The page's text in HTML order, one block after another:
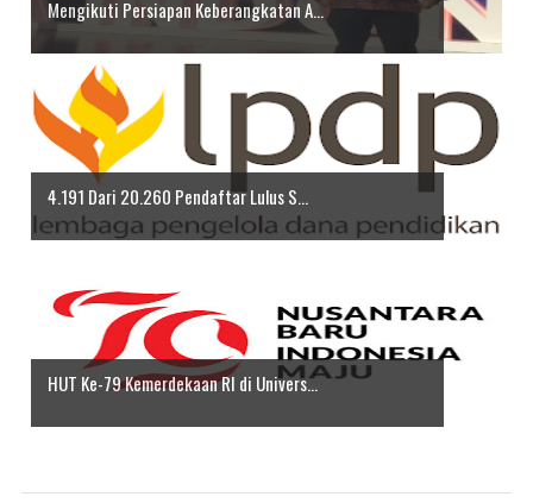
Mengikuti Persiapan Keberangkatan A...
4.191 Dari 20.260 Pendaftar Lulus S...
HUT Ke-79 Kemerdekaan RI di Univers...